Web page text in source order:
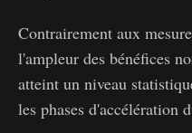
Contrairement aux
l'ampleur des bénéfices
atteint un niveau
les phases d'accélération